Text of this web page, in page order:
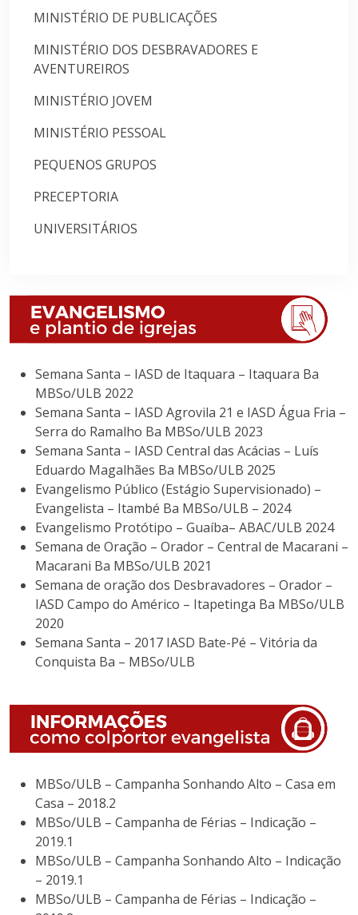
MINISTÉRIO DE PUBLICAÇÕES
MINISTÉRIO DOS DESBRAVADORES E
AVENTUREIROS
MINISTÉRIO JOVEM
MINISTÉRIO PESSOAL
PEQUENOS GRUPOS
PRECEPTORIA
UNIVERSITÁRIOS
Semana Santa – IASD de Itaquara – Itaquara Ba
MBSo/ULB 2022
Semana Santa – IASD Agrovila 21 e IASD Água Fria –
Serra do Ramalho Ba MBSo/ULB 2023
Semana Santa – IASD Central das Acácias – Luís
Eduardo Magalhães Ba MBSo/ULB 2025
Evangelismo Público (Estágio Supervisionado) –
Evangelista – Itambé Ba MBSo/ULB – 2024
Evangelismo Protótipo – Guaíba– ABAC/ULB 2024
Semana de Oração – Orador – Central de Macarani –
Macarani Ba MBSo/ULB 2021
Semana de oração dos Desbravadores – Orador –
IASD Campo do Américo – Itapetinga Ba MBSo/ULB
2020
Semana Santa – 2017 IASD Bate-Pé – Vitória da
Conquista Ba – MBSo/ULB
MBSo/ULB – Campanha Sonhando Alto – Casa em
Casa – 2018.2
MBSo/ULB – Campanha de Férias – Indicação –
2019.1
MBSo/ULB – Campanha Sonhando Alto – Indicação
– 2019.1
MBSo/ULB – Campanha de Férias – Indicação –